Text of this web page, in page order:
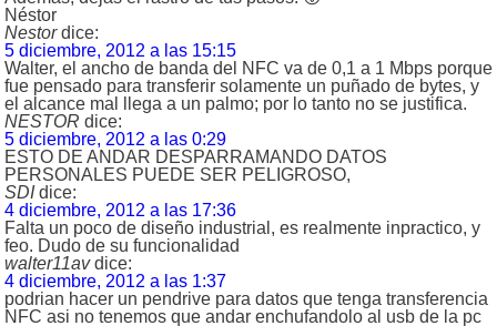
Néstor
Nestor dice:
5 diciembre, 2012 a las 15:15
Walter, el ancho de banda del NFC va de 0,1 a 1 Mbps porque
fue pensado para transferir solamente un puñado de bytes, y
el alcance mal llega a un palmo; por lo tanto no se justifica.
NESTOR dice:
5 diciembre, 2012 a las 0:29
ESTO DE ANDAR DESPARRAMANDO DATOS
PERSONALES PUEDE SER PELIGROSO,
SDI dice:
4 diciembre, 2012 a las 17:36
Falta un poco de diseño industrial, es realmente inpractico, y
feo. Dudo de su funcionalidad
walter11av dice:
4 diciembre, 2012 a las 1:37
podrian hacer un pendrive para datos que tenga transferencia
NFC asi no tenemos que andar enchufandolo al usb de la pc